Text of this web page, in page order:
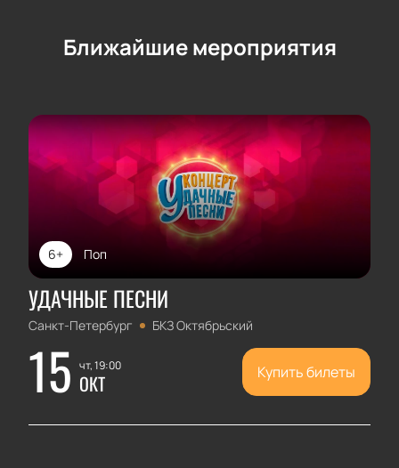
Ближайшие мероприятия
Поп
6+
УДАЧНЫЕ ПЕСНИ
Санкт-Петербург БКЗ Октябрьский
15 чт, 19:00
ОКТ Купить билеты